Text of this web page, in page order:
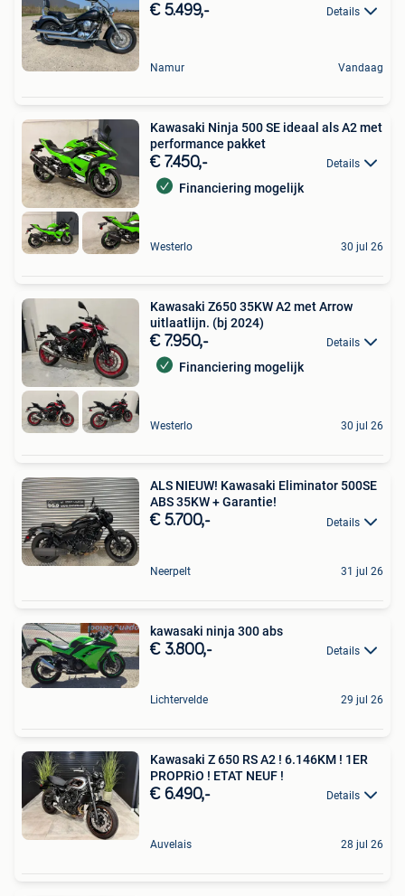
€ 5.499,- Details
Namur Vandaag
Kawasaki Ninja 500 SE ideaal als A2 met
performance pakket
€ 7.450,- Details
Financiering mogelijk
Westerlo 30 jul 26
Kawasaki Z650 35KW A2 met Arrow
uitlaatlijn. (bj 2024)
€ 7.950,- Details
Financiering mogelijk
Westerlo 30 jul 26
ALS NIEUW! Kawasaki Eliminator 500SE
ABS 35KW + Garantie!
€ 5.700,- Details
Neerpelt 31 jul 26
kawasaki ninja 300 abs
€ 3.800,- Details
Lichtervelde 29 jul 26
Kawasaki Z 650 RS A2 ! 6.146KM ! 1ER
PROPRiO ! ETAT NEUF !
€ 6.490,- Details
Auvelais 28 jul 26